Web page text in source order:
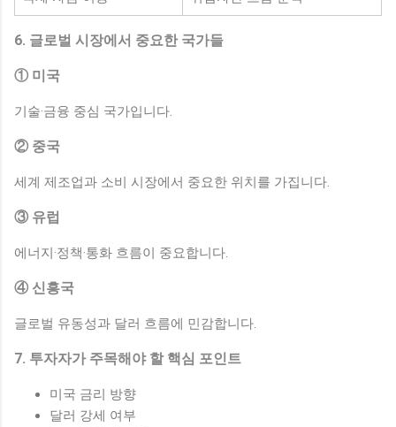
6. 글로벌 시장에서 중요한 국가들
① 미국
기술·금융 중심 국가입니다.
② 중국
세계 제조업과 소비 시장에서 중요한 위치를 가집니다.
③ 유럽
에너지·정책·통화 흐름이 중요합니다.
④ 신흥국
글로벌 유동성과 달러 흐름에 민감합니다.
7. 투자자가 주목해야 할 핵심 포인트
미국 금리 방향
달러 강세 여부